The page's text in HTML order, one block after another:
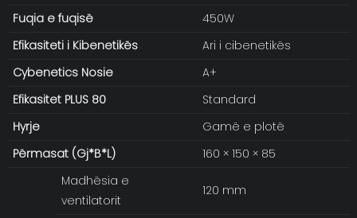
Fuqia e fuqisë
450W
Efikasiteti i Kibenetikës
Ari i cibenetikës
Cybenetics Nosie
A+
Efikasitet PLUS 80
Standard
Hyrje
Gamë e plotë
Përmasat (Gj*B*L)
160 × 150 × 85
Madhësia e
ventilatorit
120 mm